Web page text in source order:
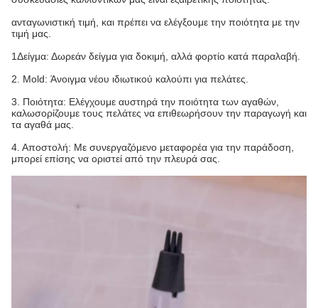
ανταγωνιστική τιμή, και πρέπει να ελέγξουμε την ποιότητα με την
τιμή μας.
1Δείγμα: Δωρεάν δείγμα για δοκιμή, αλλά φορτίο κατά παραλαβή.
2. Mold: Άνοιγμα νέου ιδιωτικού καλούπι για πελάτες.
3. Ποιότητα: Ελέγχουμε αυστηρά την ποιότητα των αγαθών,
καλωσορίζουμε τους πελάτες να επιθεωρήσουν την παραγωγή και
τα αγαθά μας.
4. Αποστολή: Με συνεργαζόμενο μεταφορέα για την παράδοση,
μπορεί επίσης να οριστεί από την πλευρά σας.